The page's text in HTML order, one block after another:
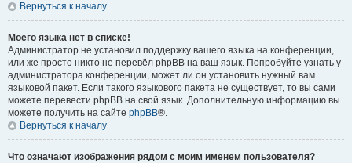
Вернуться к началу
Моего языка нет в списке!
Администратор не установил поддержку вашего языка на конференции,
или же просто никто не перевёл phpBB на ваш язык. Попробуйте узнать у
администратора конференции, может ли он установить нужный вам
языковой пакет. Если такого языкового пакета не существует, то вы сами
можете перевести phpBB на свой язык. Дополнительную информацию вы
можете получить на сайте phpBB®.
Вернуться к началу
Что означают изображения рядом с моим именем пользователя?